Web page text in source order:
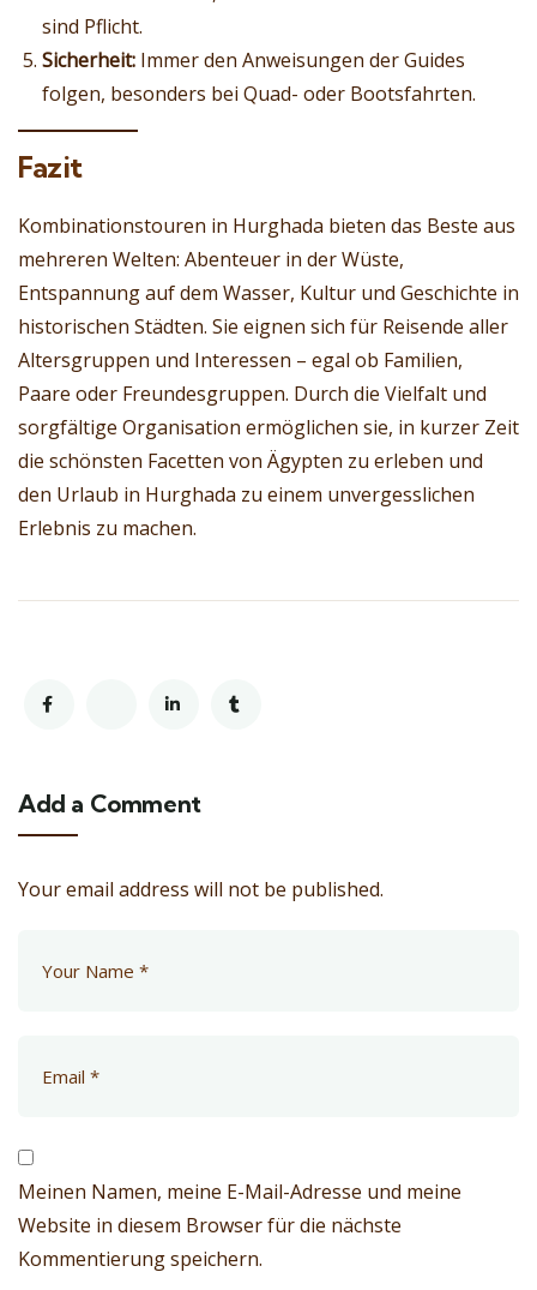
sind Pflicht.
Sicherheit: Immer den Anweisungen der Guides
folgen, besonders bei Quad- oder Bootsfahrten.
Fazit
Kombinationstouren in Hurghada bieten das Beste aus
mehreren Welten: Abenteuer in der Wüste,
Entspannung auf dem Wasser, Kultur und Geschichte in
historischen Städten. Sie eignen sich für Reisende aller
Altersgruppen und Interessen – egal ob Familien,
Paare oder Freundesgruppen. Durch die Vielfalt und
sorgfältige Organisation ermöglichen sie, in kurzer Zeit
die schönsten Facetten von Ägypten zu erleben und
den Urlaub in Hurghada zu einem unvergesslichen
Erlebnis zu machen.
Add a Comment
Your email address will not be published.
Meinen Namen, meine E-Mail-Adresse und meine
Website in diesem Browser für die nächste
Kommentierung speichern.